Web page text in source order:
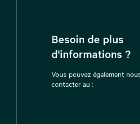
Besoin de plus
d'informations ?
Vous pouvez également
contacter au :